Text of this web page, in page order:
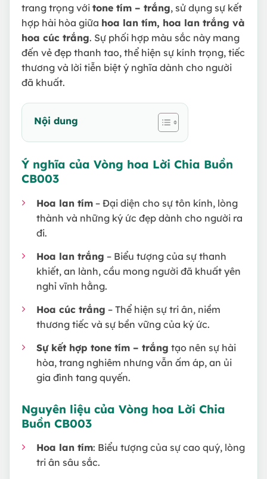
trang trọng với tone tím – trắng, sử dụng sự kết
hợp hài hòa giữa hoa lan tím, hoa lan trắng và
hoa cúc trắng. Sự phối hợp màu sắc này mang
đến vẻ đẹp thanh tao, thể hiện sự kính trọng, tiếc
thương và lời tiễn biệt ý nghĩa dành cho người
đã khuất.
Nội dung
Ý nghĩa của Vòng hoa Lời Chia Buồn
CB003
Hoa lan tím – Đại diện cho sự tôn kính, lòng
thành và những ký ức đẹp dành cho người ra
đi.
Hoa lan trắng – Biểu tượng của sự thanh
khiết, an lành, cầu mong người đã khuất yên
nghỉ vĩnh hằng.
Hoa cúc trắng – Thể hiện sự tri ân, niềm
thương tiếc và sự bền vững của ký ức.
Sự kết hợp tone tím – trắng tạo nên sự hài
hòa, trang nghiêm nhưng vẫn ấm áp, an ủi
gia đình tang quyến.
Nguyên liệu của Vòng hoa Lời Chia
Buồn CB003
Hoa lan tím: Biểu tượng của sự cao quý, lòng
tri ân sâu sắc.